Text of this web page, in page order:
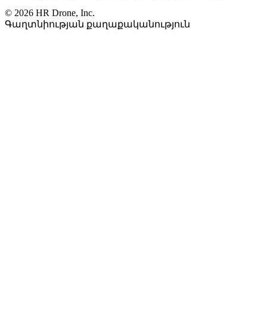
© 2026 HR Drone, Inc.
Գաղտնիության քաղաքականություն